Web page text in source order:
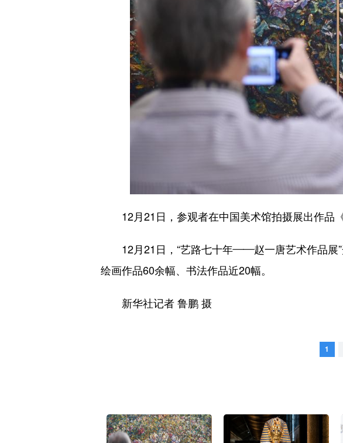
12月21日，参观者在中国美术馆拍摄展出作品《
12月21日，“艺路七十年——赵一唐艺术作品展”
绘画作品60余幅、书法作品近20幅。
新华社记者 鲁鹏 摄
1